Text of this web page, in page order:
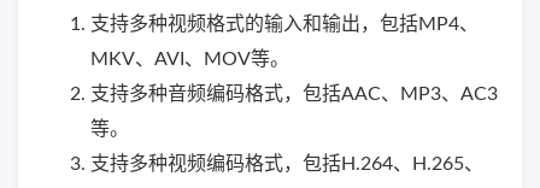
支持多种视频格式的输入和输出，包括MP4、
MKV、AVI、MOV等。
支持多种音频编码格式，包括AAC、MP3、AC3
等。
支持多种视频编码格式，包括H.264、H.265、